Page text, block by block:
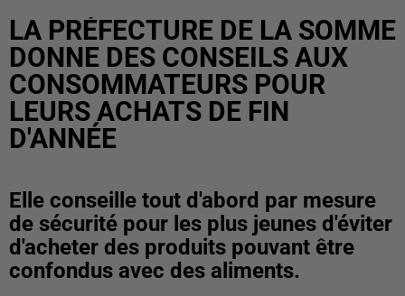
LA PRÉFECTURE DE LA SOMME
DONNE DES CONSEILS AUX
CONSOMMATEURS POUR
LEURS ACHATS DE FIN
D'ANNÉE
Elle conseille tout d'abord par mesure
de sécurité pour les plus jeunes d'éviter
d'acheter des produits pouvant être
confondus avec des aliments.